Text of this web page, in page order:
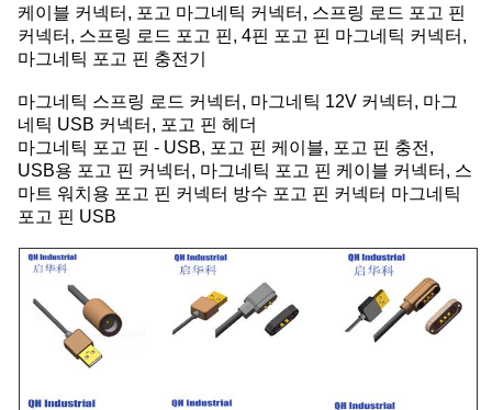
케이블 커넥터, 포고 마그네틱 커넥터, 스프링 로드 포고 핀
커넥터, 스프링 로드 포고 핀, 4핀 포고 핀 마그네틱 커넥터,
마그네틱 포고 핀 충전기
마그네틱 스프링 로드 커넥터, 마그네틱 12V 커넥터, 마그
네틱 USB 커넥터, 포고 핀 헤더
마그네틱 포고 핀 - USB, 포고 핀 케이블, 포고 핀 충전,
USB용 포고 핀 커넥터, 마그네틱 포고 핀 케이블 커넥터, 스
마트 워치용 포고 핀 커넥터 방수 포고 핀 커넥터 마그네틱
포고 핀 USB